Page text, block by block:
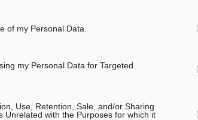
of my Personal Data.
my Personal Data for Targeted
Use, Retention, Sale, and/or Sharing
Unrelated with the Purposes for which it